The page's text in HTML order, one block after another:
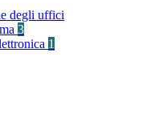
degli uffici
3
1